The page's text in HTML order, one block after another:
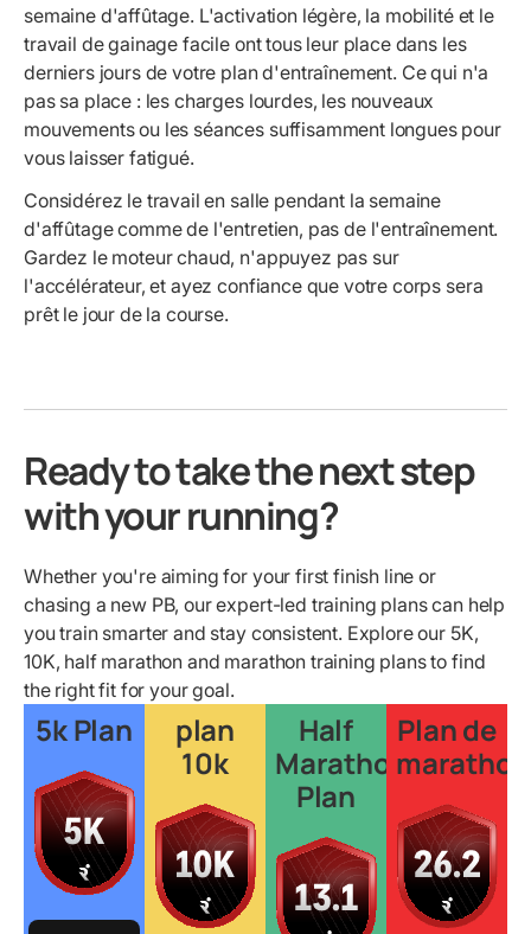
semaine d'affûtage. L'activation légère, la mobilité et le
travail de gainage facile ont tous leur place dans les
derniers jours de votre plan d'entraînement. Ce qui n'a
pas sa place : les charges lourdes, les nouveaux
mouvements ou les séances suffisamment longues pour
vous laisser fatigué.
Considérez le travail en salle pendant la semaine
d'affûtage comme de l'entretien, pas de l'entraînement.
Gardez le moteur chaud, n'appuyez pas sur
l'accélérateur, et ayez confiance que votre corps sera
prêt le jour de la course.
Ready to take the next step
with your running?
Whether you're aiming for your first finish line or
chasing a new PB, our expert-led training plans can help
you train smarter and stay consistent. Explore our 5K,
10K, half marathon and marathon training plans to find
the right fit for your goal.
5k Plan
plan
10k
Half
Marathon
Plan
Plan de
marathon